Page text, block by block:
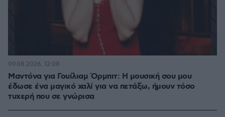
Μαντόνα για Γουίλιαμ Όρμπιτ: Η μουσική σου μου
έδωσε ένα μαγικό χαλί για να πετάξω, ήμουν τόσο
τυχερή που σε γνώρισα
09.08.2026, 12:08